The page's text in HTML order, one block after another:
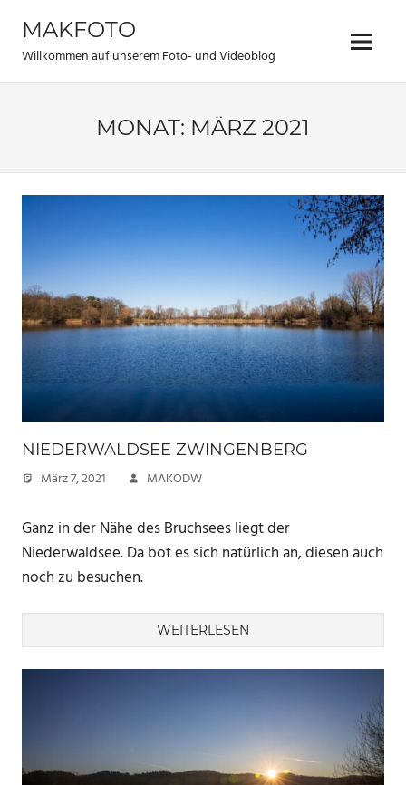
Inhalt
springen
MAKFOTO
Willkommen auf unserem Foto- und Videoblog Menü
MONAT: MÄRZ 2021
NIEDERWALDSEE ZWINGENBERG
März 7, 2021 MAKODW
Ganz in der Nähe des Bruchsees liegt der
Niederwaldsee. Da bot es sich natürlich an, diesen auch
noch zu besuchen.
WEITERLESEN